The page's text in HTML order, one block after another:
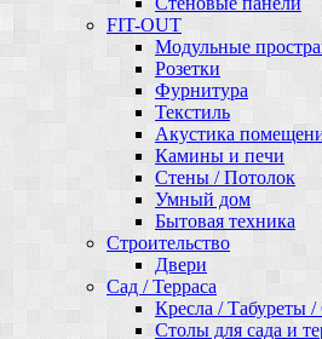
FIT-OUT
Модульные
Розетки
Фурнитура
Текстиль
Акустика
Камины и печи
Стены / Потолок
Умный дом
Бытовая техника
Строительство
Двери
Сад / Терраса
Кресла / Табуреты
Столы для сада и